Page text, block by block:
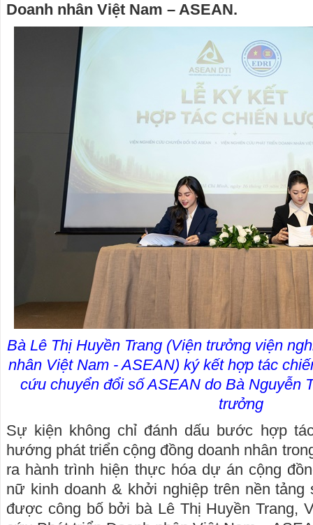
Doanh nhân Việt Nam – ASEAN.
Bà Lê Thị Huyền Trang (Viện trưởng viện
nhân Việt Nam - ASEAN) ký kết hợp tác
cứu chuyển đổi số ASEAN do Bà Nguyễn
trưởng
Sự kiện không chỉ đánh dấu bước hợp
hướng phát triển cộng đồng doanh nhân
ra hành trình hiện thực hóa dự án cộng
nữ kinh doanh & khởi nghiệp trên nền tảng
được công bố bởi bà Lê Thị Huyền Trang,